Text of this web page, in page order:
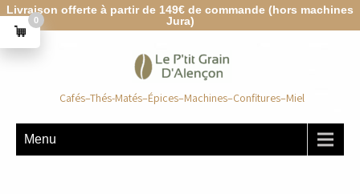
Livraison offerte à partir de 149€ de commande (hors machines
Jura)
Cafés–Thés-Matés–Épices–Machines–Confitures–Miel
Menu
0